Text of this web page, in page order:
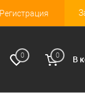
Регистрация
0 0 В